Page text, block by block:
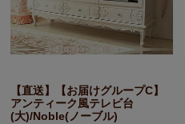
【直送】【お届けグループC】
アンティーク風テレビ台
(大)/Noble(ノーブル)